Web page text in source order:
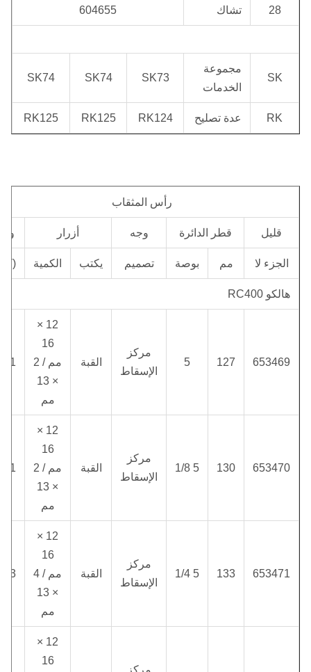
28 تشاك 604655
SK
مجموعة
الخدمات
SK73
SK74
SK74
RK عدة تصليح RK124
RK125
RK125
رأس المثقاب
قليل قطر الدائرة وجه أزرار
الجزء لا مم بوصة تصميم يكتب الكمية
هالكو RC400
653469
127
5
مركز
الإسقاط
القبة
12 ×
16
مم / 2
× 13
مم
653470
130
5 1/8
مركز
الإسقاط
القبة
12 ×
16
مم / 2
× 13
مم
653471
133
5 1/4
مركز
الإسقاط
القبة
12 ×
16
مم / 4
× 13
مم
مركز
12 ×
16